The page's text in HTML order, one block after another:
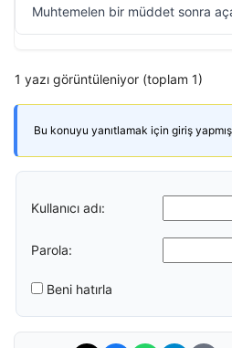
Muhtemelen bir müddet sonra
1 yazı görüntüleniyor (toplam 1)
Bu konuyu yanıtlamak için giriş yapmış
Kullanıcı adı:
Parola:
Beni hatırla